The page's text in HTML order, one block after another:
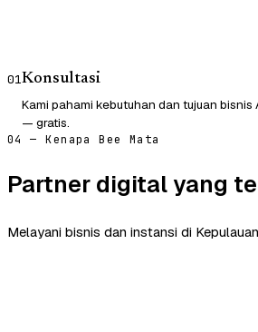
01Konsultasi
Kami pahami kebutuhan dan tujuan bisnis
— gratis.
04 — Kenapa Bee Mata
Partner digital yang
Melayani bisnis dan instansi di